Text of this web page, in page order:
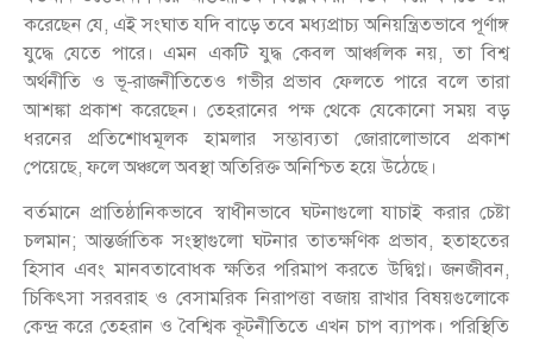
করেছেন যে, এই সংঘাত যদি বাড়ে তবে মধ্যপ্রাচ্য অনিয়ন্ত্রিতভাবে পূর্ণাঙ্গ
যুদ্ধে যেতে পারে। এমন একটি যুদ্ধ কেবল আঞ্চলিক নয়, তা বিশ্ব
অর্থনীতি ও ভূ-রাজনীতিতেও গভীর প্রভাব ফেলতে পারে বলে তারা
আশঙ্কা প্রকাশ করেছেন। তেহরানের পক্ষ থেকে যেকোনো সময় বড়
ধরনের প্রতিশোধমূলক হামলার সম্ভাব্যতা জোরালোভাবে প্রকাশ
পেয়েছে, ফলে অঞ্চলে অবস্থা অতিরিক্ত অনিশ্চিত হয়ে উঠেছে।
বর্তমানে প্রাতিষ্ঠানিকভাবে স্বাধীনভাবে ঘটনাগুলো যাচাই করার চেষ্টা
চলমান; আন্তর্জাতিক সংস্থাগুলো ঘটনার তাত্ক্ষণিক প্রভাব, হতাহতের
হিসাব এবং মানবতাবোধক ক্ষতির পরিমাপ করতে উদ্বিগ্ন। জনজীবন,
চিকিৎসা সরবরাহ ও বেসামরিক নিরাপত্তা বজায় রাখার বিষয়গুলোকে
কেন্দ্র করে তেহরান ও বৈশ্বিক কূটনীতিতে এখন চাপ ব্যাপক। পরিস্থিতি